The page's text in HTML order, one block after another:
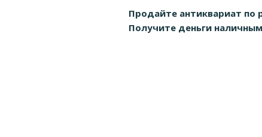
Продайте антиквариат по
Получите деньги